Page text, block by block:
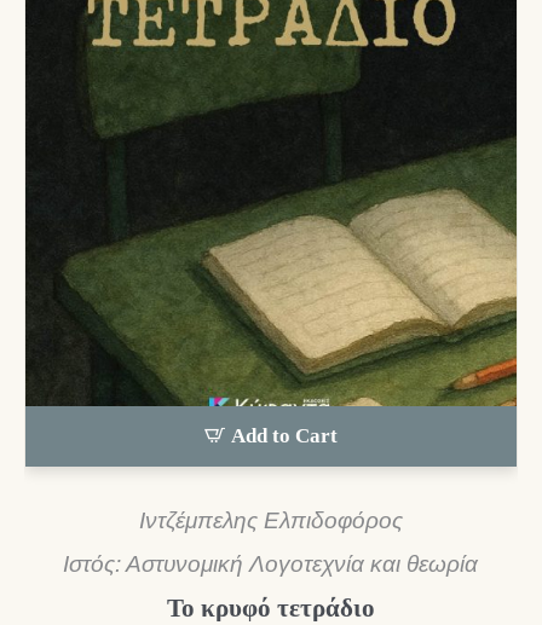
Add to Cart
Ιντζέμπελης Ελπιδοφόρος
Ιστός: Αστυνομική Λογοτεχνία και θεωρία
Το κρυφό τετράδιο